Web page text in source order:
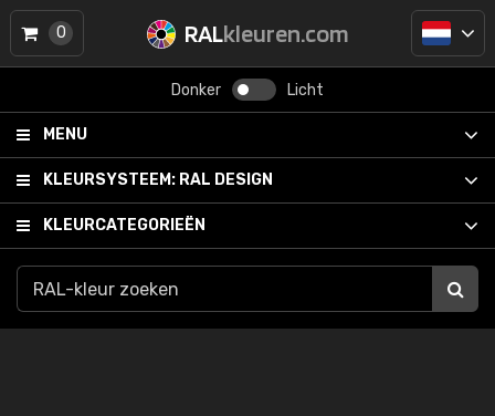
RALkleuren.com
Donker Licht
MENU
KLEURSYSTEEM: RAL DESIGN
KLEURCATEGORIEËN
0